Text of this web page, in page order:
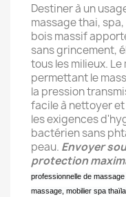
Destiner à un
massage thai,
bois massif
sans grincement,
tous les milieux.
permettant le
la pression
facile à nettoyer
les exigences
bactérien sans
peau. Envoyer
protection
professionnelle de massage
massage, mobilier spa